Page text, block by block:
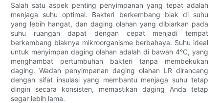
Salah satu aspek penting penyimpanan yang tepat adalah
menjaga suhu optimal. Bakteri berkembang biak di suhu
yang lebih hangat, dan daging olahan yang dibiarkan pada
suhu ruangan dapat dengan cepat menjadi tempat
berkembang biaknya mikroorganisme berbahaya. Suhu ideal
untuk menyimpan daging olahan adalah di bawah 4°C, yang
menghambat pertumbuhan bakteri tanpa membekukan
daging. Wadah penyimpanan daging olahan LR dirancang
dengan sifat insulasi yang membantu menjaga suhu tetap
dingin secara konsisten, memastikan daging Anda tetap
segar lebih lama.